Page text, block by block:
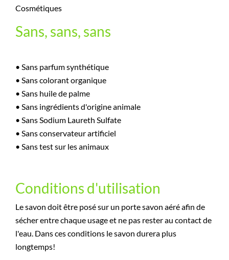
Cosmétiques
Sans, sans, sans
• Sans parfum synthétique
• Sans colorant organique
• Sans huile de palme
• Sans ingrédients d'origine animale
• Sans Sodium Laureth Sulfate
• Sans conservateur artificiel
• Sans test sur les animaux
Conditions d'utilisation
Le savon doit être posé sur un porte savon aéré afin de
sécher entre chaque usage et ne pas rester au contact de
l'eau. Dans ces conditions le savon durera plus
longtemps!